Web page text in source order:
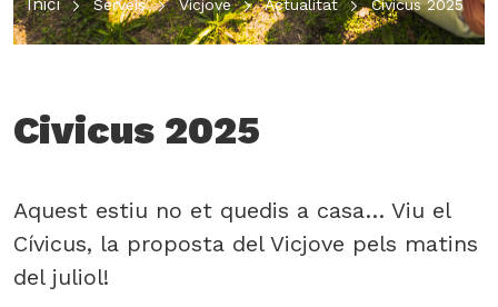
Inici Serveis Vicjove Actualitat Civicus 2025
Civicus 2025
Aquest estiu no et quedis a casa… Viu el
Cívicus, la proposta del Vicjove pels matins
del juliol!